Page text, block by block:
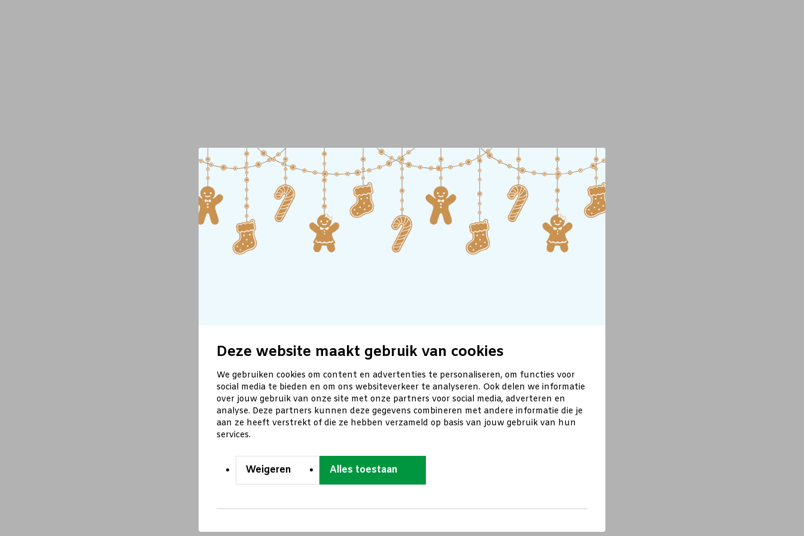
Deze website maakt gebruik van cookies
We gebruiken cookies om content en advertenties te personaliseren, om functies voor
social media te bieden en om ons websiteverkeer te analyseren. Ook delen we informatie
over jouw gebruik van onze site met onze partners voor social media, adverteren en
analyse. Deze partners kunnen deze gegevens combineren met andere informatie die je
aan ze heeft verstrekt of die ze hebben verzameld op basis van jouw gebruik van hun
services.
Weigeren Alles toestaan